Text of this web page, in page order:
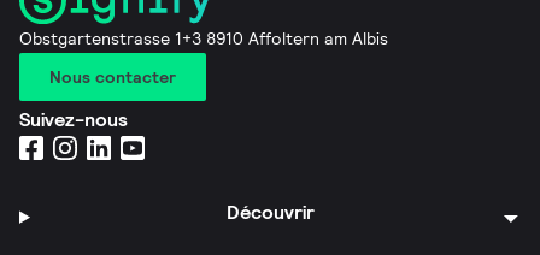
Obstgartenstrasse 1+3 8910 Affoltern am Albis
Nous contacter
Suivez-nous
Découvrir